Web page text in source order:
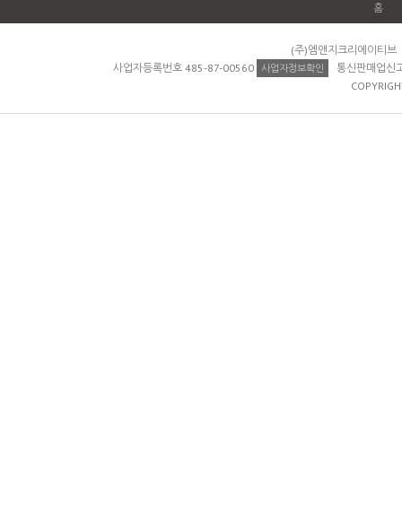
홈
(주)엠앤지크리에이티
사업자등록번호 485-87-00560 사업자정보확인
통신판매업